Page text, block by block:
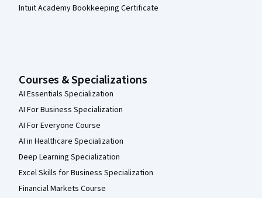
Intuit Academy Bookkeeping Certificate
Courses & Specializations
AI Essentials Specialization
AI For Business Specialization
AI For Everyone Course
AI in Healthcare Specialization
Deep Learning Specialization
Excel Skills for Business Specialization
Financial Markets Course